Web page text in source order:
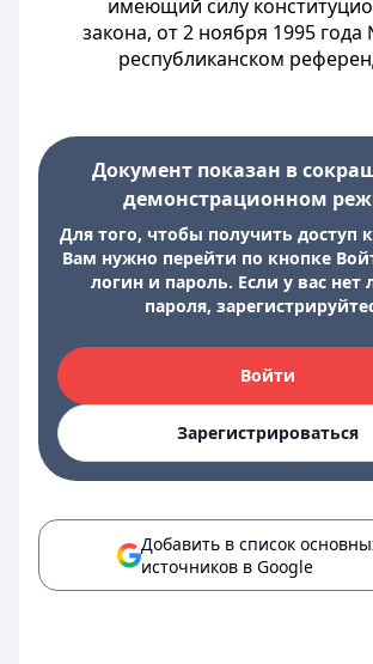
имеющий силу
закона, от 2 ноября 1995
республиканском
Документ показан в
демонстрационном
Для того, чтобы получить доступ
Вам нужно перейти по кнопке
логин и пароль. Если у вас нет
пароля,
Войти
Зарегистрироваться
Добавить в список
источников в Google